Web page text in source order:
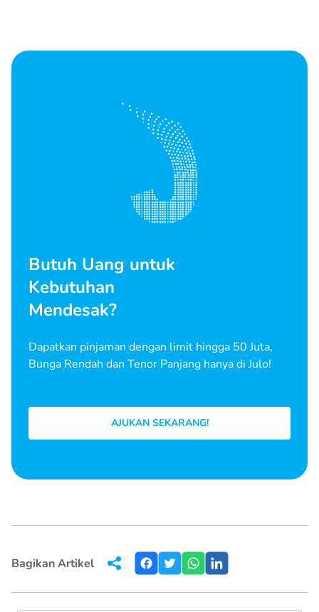
Butuh Uang untuk
Kebutuhan
Mendesak?
Dapatkan pinjaman dengan limit hingga 50 Juta,
Bunga Rendah dan Tenor Panjang hanya di Julo!
AJUKAN SEKARANG!
Bagikan Artikel